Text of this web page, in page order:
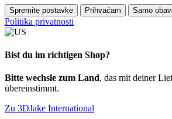
Spremite postavke Prihvaćam Samo
Politika privatnosti
Bist du im richtigen Shop?
Bitte wechsle zum Land, das mit deiner
übereinstimmt.
Zu 3DJake International